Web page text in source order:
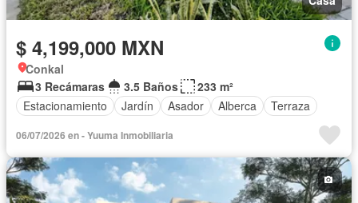
$ 4,199,000 MXN
Conkal
3 Recámaras
3.5 Baños
233 m²
Estacionamiento
Jardín Asador Alberca Terraza
06/07/2026 en - Yuuma Inmobiliaria